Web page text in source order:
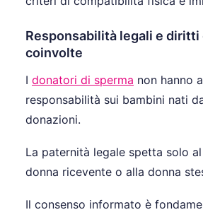
Responsabilità legali e
coinvolte
I donatori di sperma non hanno
responsabilità sui bambini nati
donazioni.
La paternità legale spetta solo
donna ricevente o alla donna
Il consenso informato è